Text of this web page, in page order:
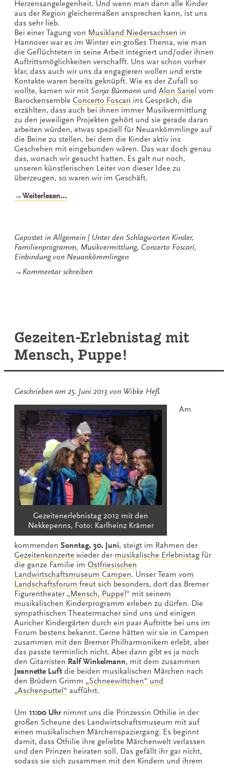
Herzensangelegenheit. Und wenn man dann alle Kinder
aus der Region gleichermaßen ansprechen kann, ist uns
das sehr lieb.
Bei einer Tagung von Musikland Niedersachsen in
Hannover war es im Winter ein großes Thema, wie man
die Geflüchteten in seine Arbeit integriert und/oder ihnen
Auftrittsmöglichkeiten verschafft. Uns war schon vorher
klar, dass auch wir uns da engagieren wollen und erste
Kontakte waren bereits geknüpft. Wie es der Zufall so
wollte, kamen wir mit Sonja Bürmann und Alon Sariel vom
Barockensemble Concerto Foscari ins Gespräch, die
erzählten, dass auch bei ihnen immer Musikvermittlung
zu den jeweiligen Projekten gehört und sie gerade daran
arbeiten würden, etwas speziell für Neuankömmlinge auf
die Beine zu stellen, bei dem die Kinder aktiv ins
Geschehen mit eingebunden wären. Das war doch genau
das, wonach wir gesucht hatten. Es galt nur noch,
unseren künstlerischen Leiter von dieser Idee zu
überzeugen, so waren wir im Geschäft.
→Weiterlesen…„Wir
Gepostet in Allgemein Unter den Schlagworten Kinder,
Familienprogramm, Musikvermittlung, Concerto Foscari,
Einbindung von Neuankömmlingen
→ Kommentar schreibenzu
Gezeiten-Erlebnistag mit
Mensch, Puppe!
Geschrieben am 25. Juni 2013 von Wibke Heß
Gezeitenerlebnistag 2012 mit den
Nekkepenns, Foto: Karlheinz Krämer
Am
kommenden Sonntag, 30. Juni, steigt im Rahmen der
Gezeitenkonzerte wieder der musikalische Erlebnistag für
die ganze Familie im Ostfriesischen
Landwirtschaftsmuseum Campen. Unser Team vom
Landschaftsforum freut sich besonders, dort das Bremer
Figurentheater „ Mensch, Puppe!“ mit seinem
musikalischen Kinderprogramm erleben zu dürfen. Die
sympathischen Theatermacher sind uns und einigen
Auricher Kindergärten durch ein paar Auftritte bei uns im
Forum bestens bekannt. Gerne hätten wir sie in Campen
zusammen mit den Bremer Philharmonikern erlebt, aber
das passte terminlich nicht. Aber dann gibt es ja noch
den Gitarristen Ralf Winkelmann, mit dem zusammen
Jeannette Luft die beiden musikalischen Märchen nach
den Brüdern Grimm „Schneewittchen“ und
„Aschenputtel“ aufführt.
Um 11:00 Uhrnimmt uns die Prinzessin Othilie in der
großen Scheune des Landwirtschaftsmuseum mit auf
einen musikalischen Märchenspaziergang. Es beginnt
damit, dass Othilie ihre geliebte Märchenwelt verlassen
und den Prinzen heiraten soll. Das gefällt ihr gar nicht,
sodass sie sich zusammen mit den Kindern und ihrem